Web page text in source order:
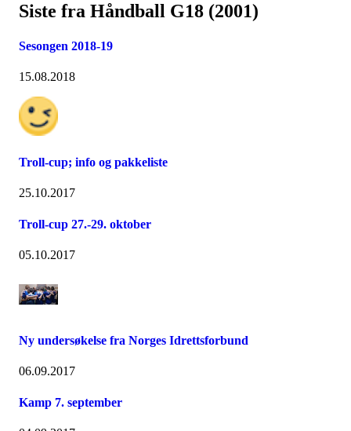
Siste fra Håndball G18 (2001)
Sesongen 2018-19
15.08.2018
Troll-cup; info og pakkeliste
25.10.2017
Troll-cup 27.-29. oktober
05.10.2017
Ny undersøkelse fra Norges Idrettsforbund
06.09.2017
Kamp 7. september